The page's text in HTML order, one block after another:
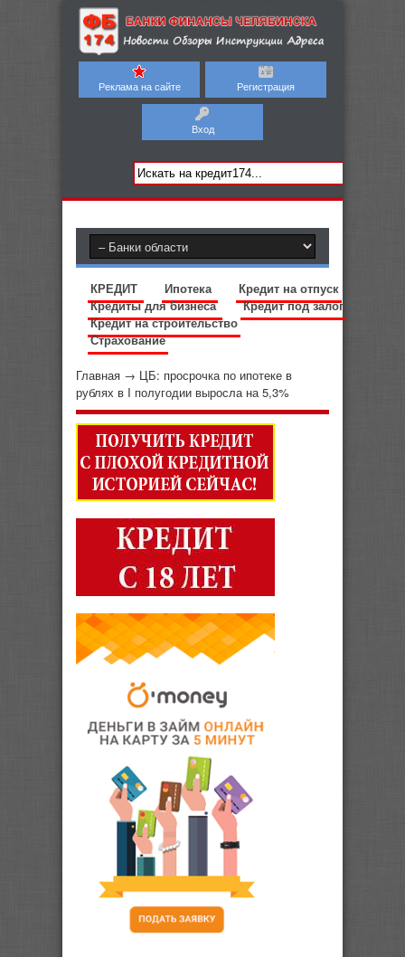
Реклама на сайте Регистрация
Вход
КРЕДИТ Ипотека
Кредит на отпуск
Кредиты для бизнеса
Кредит под залог
Кредит на строительство
Страхование
Главная → ЦБ: просрочка по ипотеке в
рублях в I полугодии выросла на 5,3%